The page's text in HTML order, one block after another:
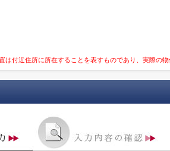
付近住所に所在することを表すものであり、実際の物